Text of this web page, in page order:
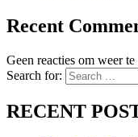
Recent
Geen reacties om weer te
Search for:
RECENT